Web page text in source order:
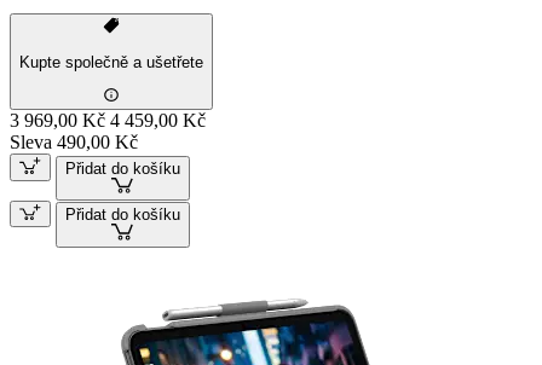
Kupte společně a ušetřete
3 969,00 Kč 4 459,00 Kč
Sleva 490,00 Kč
Přidat do košíku
Přidat do košíku